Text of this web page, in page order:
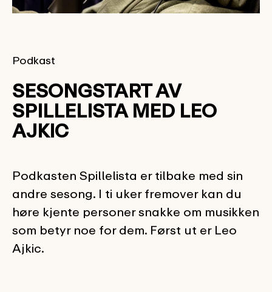
Podkast
SESONGSTART AV
SPILLELISTA MED LEO
AJKIC
Podkasten Spillelista er tilbake med sin
andre sesong. I ti uker fremover kan du
høre kjente personer snakke om musikken
som betyr noe for dem. Først ut er Leo
Ajkic.